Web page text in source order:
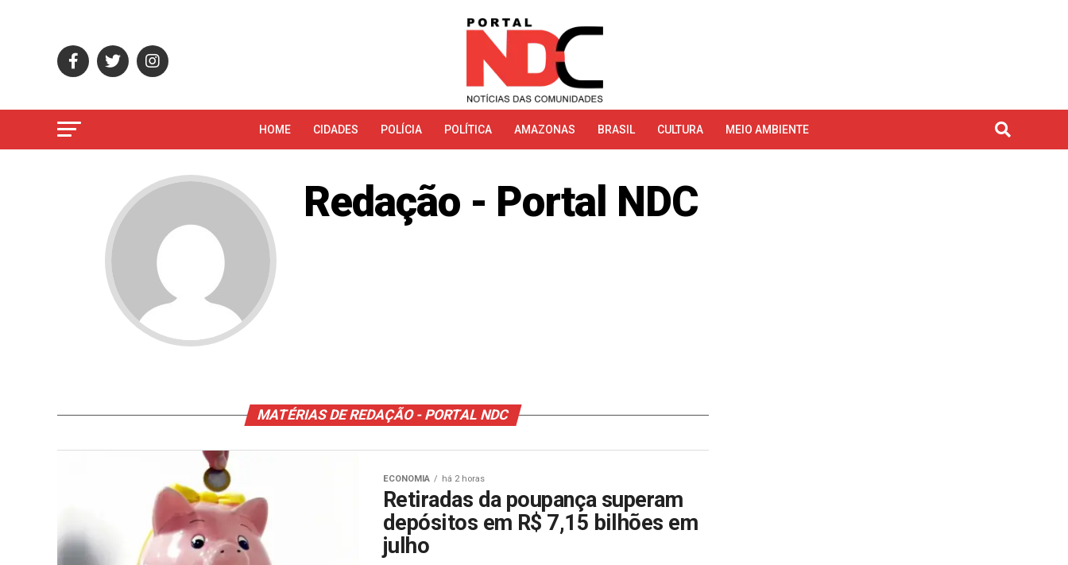
HOME CIDADES POLÍCIA POLÍTICA AMAZONAS BRASIL CULTURA MEIO AMBIENTE
Redação - Portal NDC
MATÉRIAS DE REDAÇÃO - PORTAL NDC
ECONOMIA há 2 horas
Retiradas da poupança superam
depósitos em R$ 7,15 bilhões em
julho